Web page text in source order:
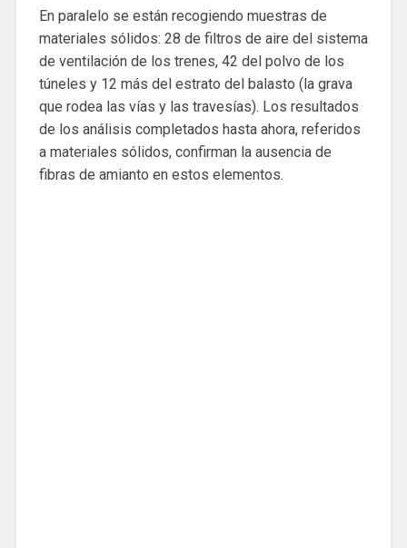
En paralelo se están recogiendo muestras de
materiales sólidos: 28 de filtros de aire del sistema
de ventilación de los trenes, 42 del polvo de los
túneles y 12 más del estrato del balasto (la grava
que rodea las vías y las travesías). Los resultados
de los análisis completados hasta ahora, referidos
a materiales sólidos, confirman la ausencia de
fibras de amianto en estos elementos.